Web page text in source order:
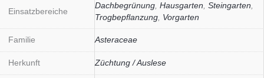
Einsatzbereiche
Dachbegrünung Hausgarten Steingarten
Trogbepflanzung Vorgarten
Familie Asteraceae
Herkunft Züchtung / Auslese